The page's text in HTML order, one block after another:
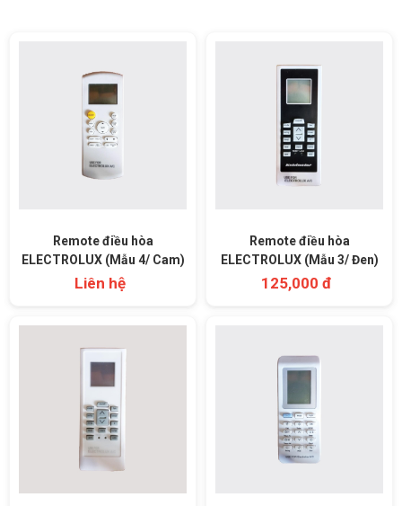
Remote điều hòa
ELECTROLUX (Mẫu 4/ Cam)
Liên hệ
Remote điều hòa
ELECTROLUX (Mẫu 3/ Đen)
125,000 đ